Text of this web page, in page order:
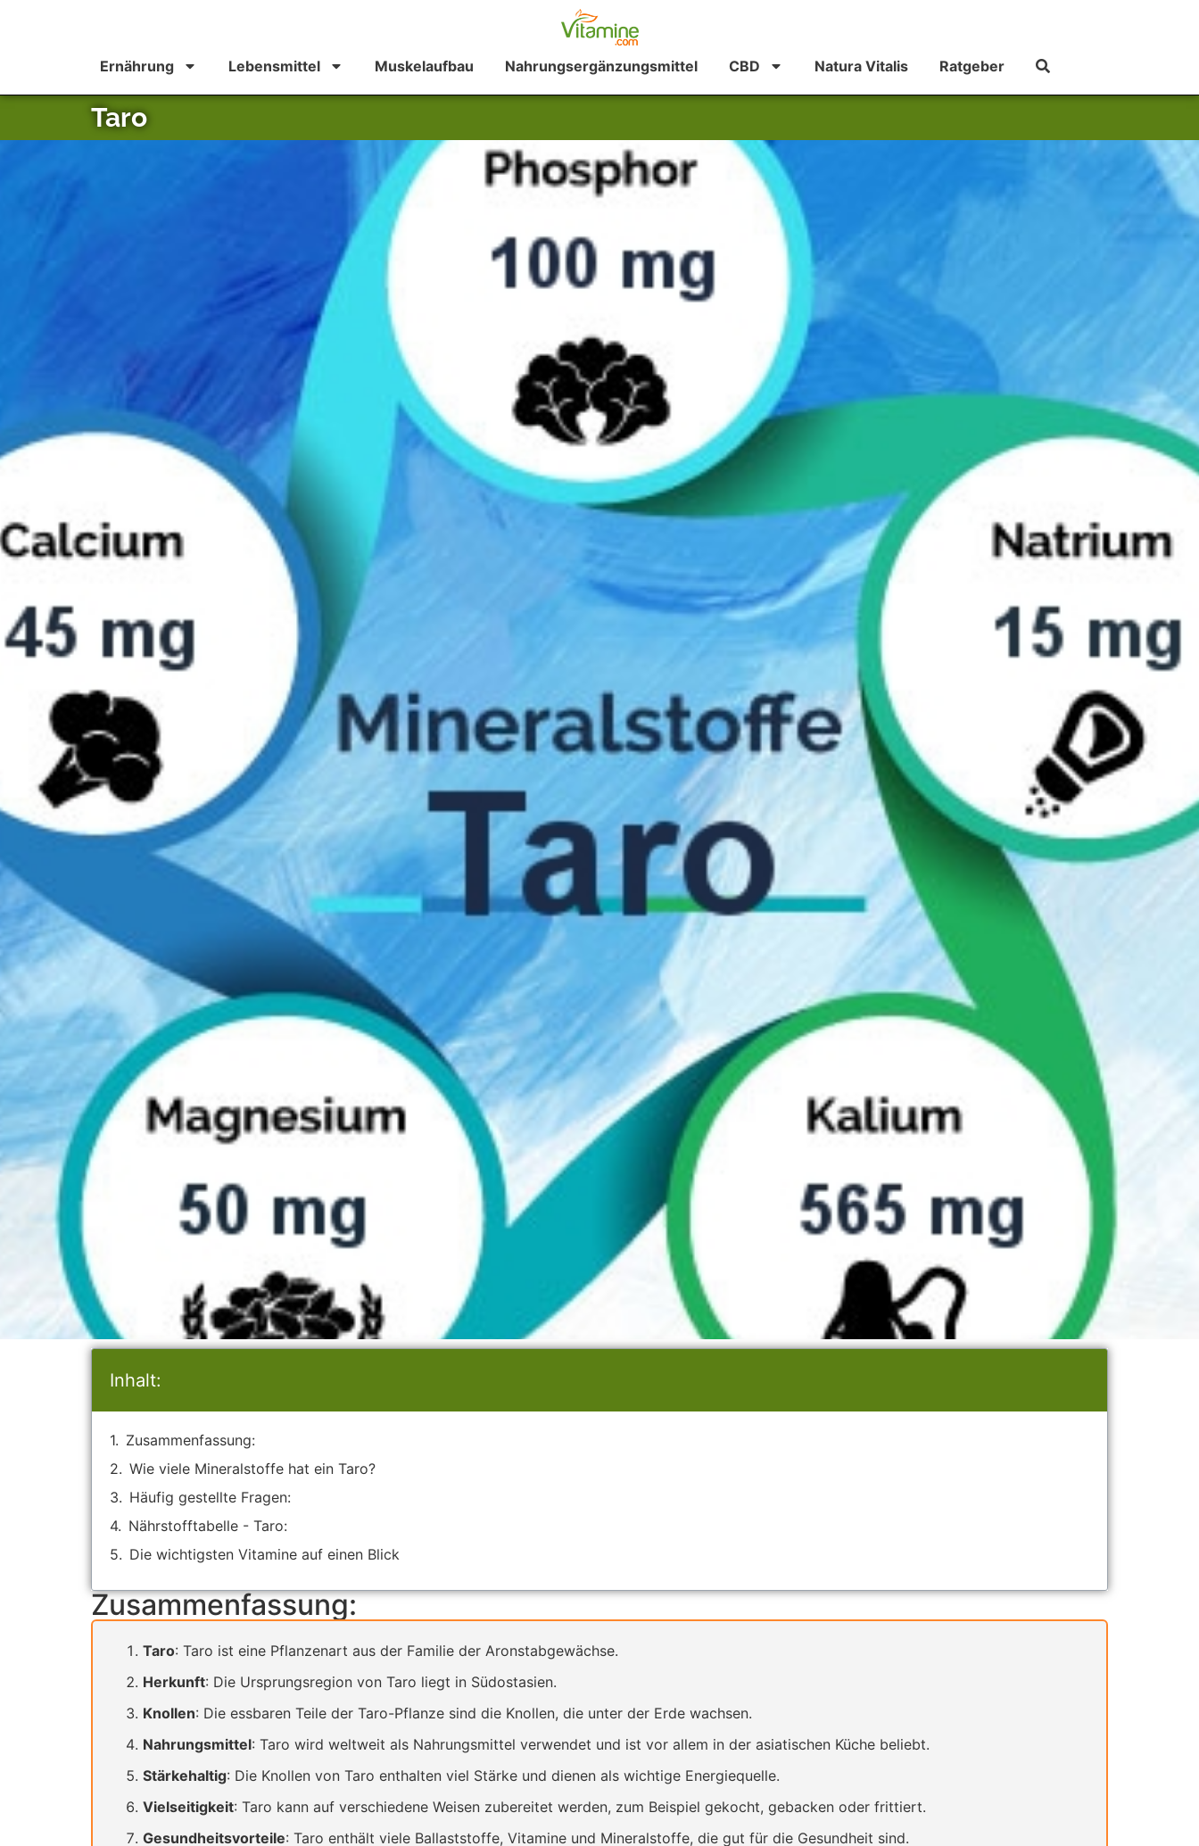
Ernährung Lebensmittel Muskelaufbau Nahrungsergänzungsmittel CBD Natura Vitalis Ratgeber
Taro
Inhalt:
Zusammenfassung:
Wie viele Mineralstoffe hat ein Taro?
Häufig gestellte Fragen:
Nährstofftabelle - Taro:
Die wichtigsten Vitamine auf einen Blick
Zusammenfassung:
Taro: Taro ist eine Pflanzenart aus der Familie der Aronstabgewächse.
Herkunft: Die Ursprungsregion von Taro liegt in Südostasien.
Knollen: Die essbaren Teile der Taro-Pflanze sind die Knollen, die unter der Erde wachsen.
Nahrungsmittel: Taro wird weltweit als Nahrungsmittel verwendet und ist vor allem in der asiatischen Küche beliebt.
Stärkehaltig: Die Knollen von Taro enthalten viel Stärke und dienen als wichtige Energiequelle.
Vielseitigkeit: Taro kann auf verschiedene Weisen zubereitet werden, zum Beispiel gekocht, gebacken oder frittiert.
Gesundheitsvorteile: Taro enthält viele Ballaststoffe, Vitamine und Mineralstoffe, die gut für die Gesundheit sind.